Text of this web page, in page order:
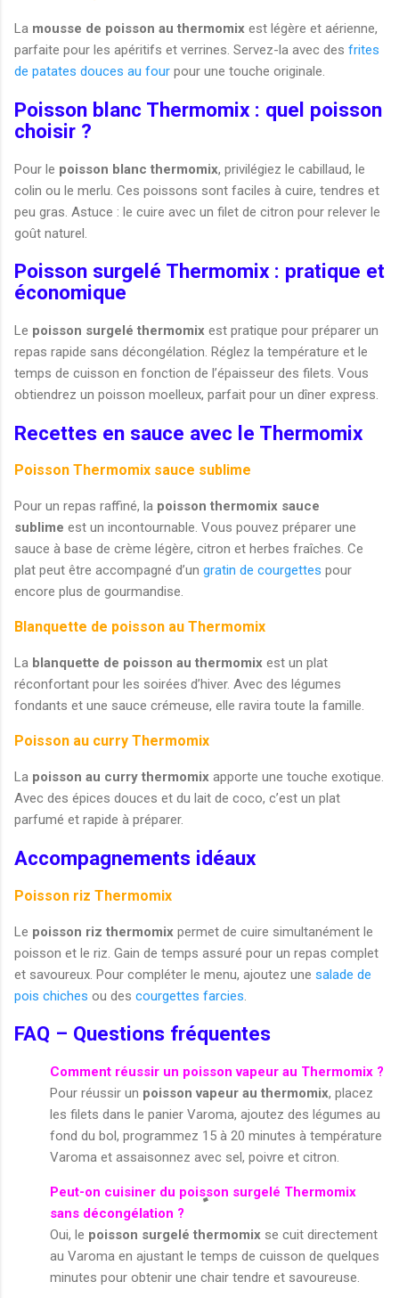
La mousse de poisson au thermomix est légère et aérienne,
parfaite pour les apéritifs et verrines. Servez-la avec des frites
de patates douces au four pour une touche originale.
Poisson blanc Thermomix : quel poisson
choisir ?
Pour le poisson blanc thermomix, privilégiez le cabillaud, le
colin ou le merlu. Ces poissons sont faciles à cuire, tendres et
peu gras. Astuce : le cuire avec un filet de citron pour relever le
goût naturel.
Poisson surgelé Thermomix : pratique et
économique
Le poisson surgelé thermomix est pratique pour préparer un
repas rapide sans décongélation. Réglez la température et le
temps de cuisson en fonction de l’épaisseur des filets. Vous
obtiendrez un poisson moelleux, parfait pour un dîner express.
Recettes en sauce avec le Thermomix
Poisson Thermomix sauce sublime
Pour un repas raffiné, la poisson thermomix sauce
sublime est un incontournable. Vous pouvez préparer une
sauce à base de crème légère, citron et herbes fraîches. Ce
plat peut être accompagné d’un gratin de courgettes pour
encore plus de gourmandise.
Blanquette de poisson au Thermomix
La blanquette de poisson au thermomix est un plat
réconfortant pour les soirées d’hiver. Avec des légumes
fondants et une sauce crémeuse, elle ravira toute la famille.
Poisson au curry Thermomix
La poisson au curry thermomix apporte une touche exotique.
Avec des épices douces et du lait de coco, c’est un plat
parfumé et rapide à préparer.
Accompagnements idéaux
Poisson riz Thermomix
Le poisson riz thermomix permet de cuire simultanément le
poisson et le riz. Gain de temps assuré pour un repas complet
et savoureux. Pour compléter le menu, ajoutez une salade de
pois chiches ou des courgettes farcies
FAQ – Questions fréquentes
Comment réussir un poisson vapeur au Thermomix ?
Pour réussir un poisson vapeur au thermomix, placez
les filets dans le panier Varoma, ajoutez des légumes au
fond du bol, programmez 15 à 20 minutes à température
Varoma et assaisonnez avec sel, poivre et citron.
Peut-on cuisiner du poisson surgelé Thermomix
sans décongélation ?
Oui, le poisson surgelé thermomix se cuit directement
au Varoma en ajustant le temps de cuisson de quelques
minutes pour obtenir une chair tendre et savoureuse.